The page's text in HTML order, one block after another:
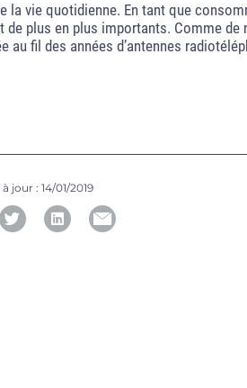
la vie quotidienne. En tant que
de plus en plus importants. Comme de
au fil des années d’antennes
à jour : 14/01/2019